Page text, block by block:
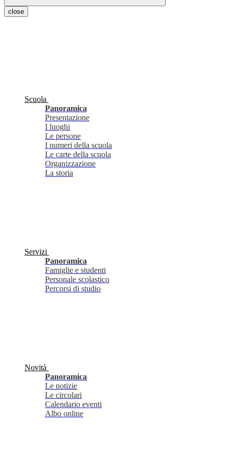
close
Scuola
Panoramica
Presentazione
I luoghi
Le persone
I numeri della scuola
Le carte della scuola
Organizzazione
La storia
Servizi
Panoramica
Famiglie e studenti
Personale scolastico
Percorsi di studio
Novità
Panoramica
Le notizie
Le circolari
Calendario eventi
Albo online